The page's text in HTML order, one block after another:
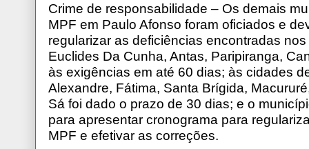
Crime de responsabilidade – Os demais
MPF em Paulo Afonso foram oficiados e
regularizar as deficiências encontradas
Euclides Da Cunha, Antas, Paripiranga,
às exigências em até 60 dias; às cidades
Alexandre, Fátima, Santa Brígida,
Sá foi dado o prazo de 30 dias; e o
para apresentar cronograma para
MPF e efetivar as correções.